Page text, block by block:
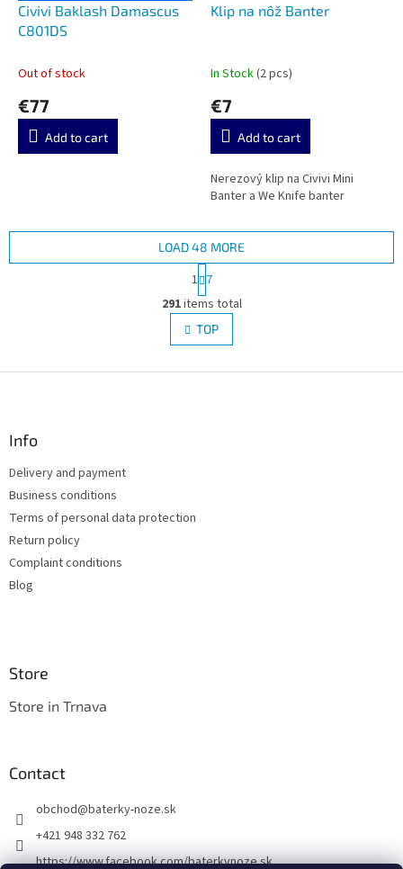
Civivi Baklash Damascus
C801DS
Out of stock
€77
Add to cart
Klip na nôž Banter
In Stock(2 pcs)
€7
Add to cart
Nerezový klip na Civivi Mini
Banter a We Knife banter
L
i
s
t
LOAD 48 MORE
P
a
g
i
n
a
i
1 7
291items total
TOP
Info
Delivery and payment
Business conditions
Terms of personal data protection
Return policy
Complaint conditions
Blog
Store
Store in Trnava
Contact
obchod@baterky-noze.sk
+421 948 332 762
https://www.facebook.com/baterkynoze.sk